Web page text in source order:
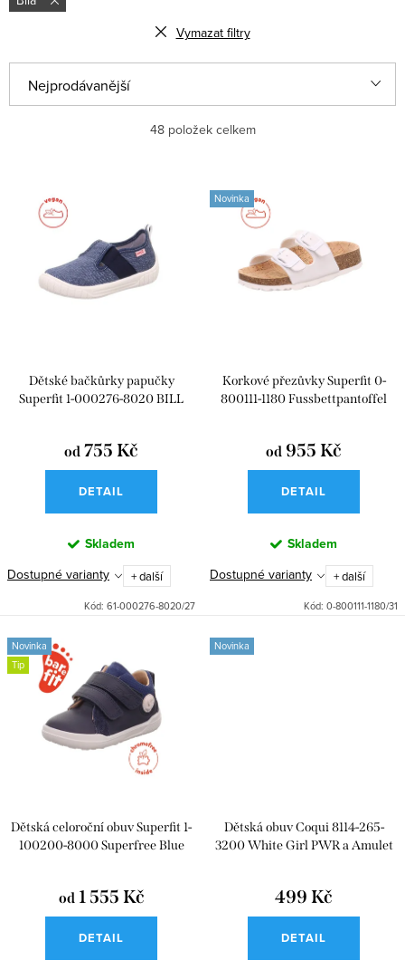
Vymazat filtry
a
k
Nejprodávanější
Nejdražší
48položek celkem
o Dětské bačkůrky papučky
Superfit 1-000276-8020 BILL
od 755 Kč
DETAIL
Skladem
Dostupné varianty + další
Kód: 61-000276-8020/27
Novinka
Korkové přezůvky Superfit 0-
800111-1180 Fussbettpantoffel
od 955 Kč
DETAIL
Skladem
Dostupné varianty + další
Kód: 0-800111-1180/31
Novinka
Tip
Dětská celoroční obuv Superfit 1-
100200-8000 Superfree Blue
od1 555 Kč
DETAIL
Novinka
Dětská obuv Coqui 8114-265-
3200 White Girl PWR a Amulet
499 Kč
DETAIL